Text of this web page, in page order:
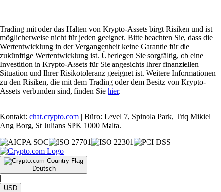
Trading mit oder das Halten von Krypto-Assets birgt Risiken und ist
möglicherweise nicht für jeden geeignet. Bitte beachten Sie, dass die
Wertentwicklung in der Vergangenheit keine Garantie für die
zukünftige Wertentwicklung ist. Überlegen Sie sorgfältig, ob eine
Investition in Krypto-Assets für Sie angesichts Ihrer finanziellen
Situation und Ihrer Risikotoleranz geeignet ist. Weitere Informationen
zu den Risiken, die mit dem Trading oder dem Besitz von Krypto-
Assets verbunden sind, finden Sie hier.
Kontakt: chat.crypto.com | Büro: Level 7, Spinola Park, Triq Mikiel
Ang Borg, St Julians SPK 1000 Malta.
Deutsch
|
USD